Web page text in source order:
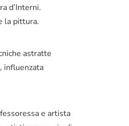
d’Interni.
la pittura.
astratte
influenzata
e artista